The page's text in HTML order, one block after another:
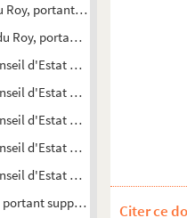
Roy, portant que la levée du
Roy, portant que la levée du
d'Estat du Roy, du
d'Estat du Roy, qui permet
d'Estat du Roy, du vingt-
d'Estat du Roy, du 28 Juin
d'Estat du Roy, qui
portant suppression des offices
Citer ce